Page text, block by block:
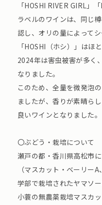
「HOSHI RIVER GIRL」
ラベルのワインは、同じ
認し、オリの量によってシ
「HOSHI（ホシ）」はほ
2024年は害虫被害が多く
なりました。
このため、全量を微発泡
ましたが、香りが素晴ら
良いワインとなりました。
〇ぶどう・栽培について
瀬戸の都・香川県高松市
（マスカット・ベーリー
学部で栽培されたヤマソ
小蓑の無農薬栽培マスカ